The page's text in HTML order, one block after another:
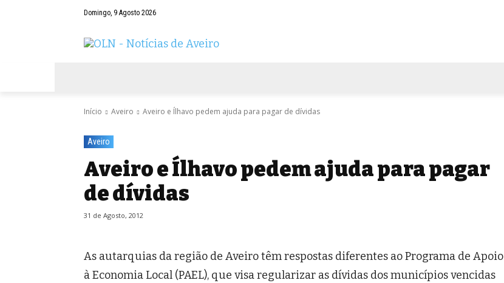
Domingo, 9 Agosto 2026
Início Aveiro Aveiro e Ílhavo pedem ajuda para pagar de dívidas
Aveiro
Aveiro e Ílhavo pedem ajuda para pagar
de dívidas
31 de Agosto, 2012
As autarquias da região de Aveiro têm respostas diferentes ao Programa de Apoio
à Economia Local (PAEL), que visa regularizar as dívidas dos municípios vencidas